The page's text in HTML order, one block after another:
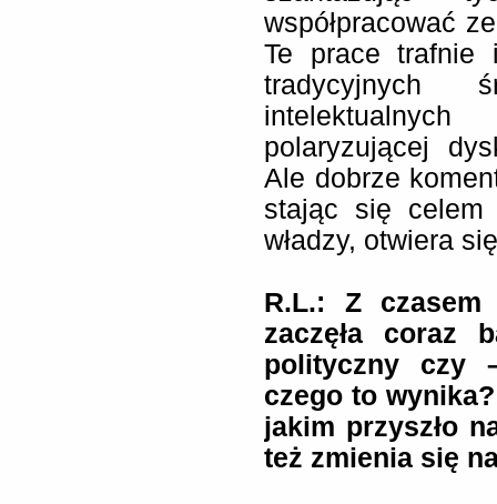
współpracować
Te prace trafnie
tradycyjnych
polaryzującej
Ale dobrze
stając się celem
władzy, otwiera
R.L.: Z czasem
zaczęła coraz
polityczny czy
czego to
jakim przyszło
też zmienia się